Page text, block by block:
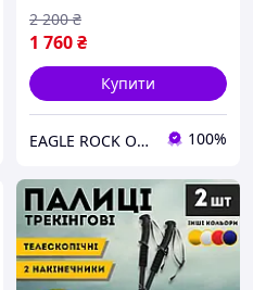
1 760₴
2 200 ₴
Купити
EAGLE ROCK Офіційний магазин бренду 100%